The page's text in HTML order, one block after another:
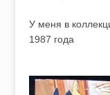
У меня в
1987 года